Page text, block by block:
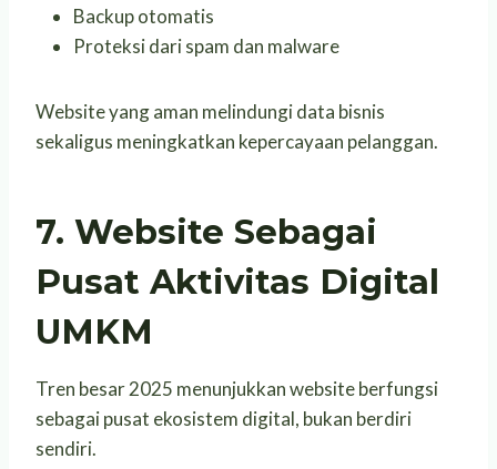
Backup otomatis
Proteksi dari spam dan malware
Website yang aman melindungi data bisnis
sekaligus meningkatkan kepercayaan pelanggan.
7. Website Sebagai
Pusat Aktivitas Digital
UMKM
Tren besar 2025 menunjukkan website berfungsi
sebagai pusat ekosistem digital, bukan berdiri
sendiri.